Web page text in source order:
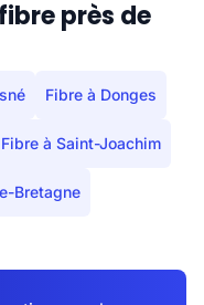
près de
Fibre à Donges
Fibre à Saint-Joachim
Bretagne